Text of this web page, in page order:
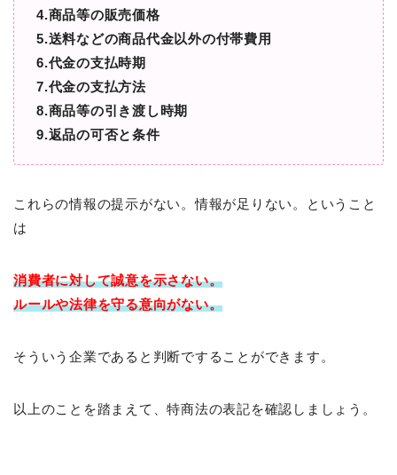
4.商品等の販売価格
5.送料などの商品代金以外の付帯費用
6.代金の支払時期
7.代金の支払方法
8.商品等の引き渡し時期
9.返品の可否と条件
これらの情報の提示がない。情報が足りない。ということ
は
消費者に対して誠意を示さない。
ルールや法律を守る意向がない。
そういう企業であると判断ですることができます。
以上のことを踏まえて、特商法の表記を確認しましょう。